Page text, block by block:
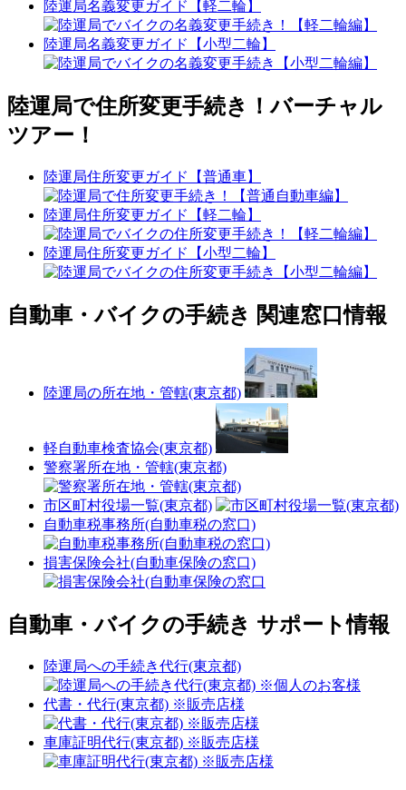
陸運局名義変更ガイド【軽二輪】
陸運局名義変更ガイド【小型二輪】
陸運局で住所変更手続き！バーチャル
ツアー！
陸運局住所変更ガイド【普通車】
陸運局住所変更ガイド【軽二輪】
陸運局住所変更ガイド【小型二輪】
自動車・バイクの手続き 関連窓口情報
陸運局の所在地・管轄(東京都)
軽自動車検査協会(東京都)
警察署所在地・管轄(東京都)
市区町村役場一覧(東京都)
自動車税事務所(自動車税の窓口)
損害保険会社(自動車保険の窓口)
自動車・バイクの手続き サポート情報
陸運局への手続き代行(東京都)
代書・代行(東京都) ※販売店様
車庫証明代行(東京都) ※販売店様